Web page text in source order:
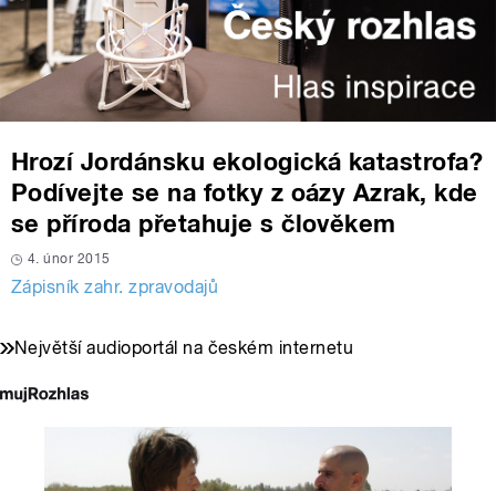
Hrozí Jordánsku ekologická katastrofa?
Podívejte se na fotky z oázy Azrak, kde
se příroda přetahuje s člověkem
4. únor 2015
Zápisník zahr. zpravodajů
Největší audioportál na českém internetu